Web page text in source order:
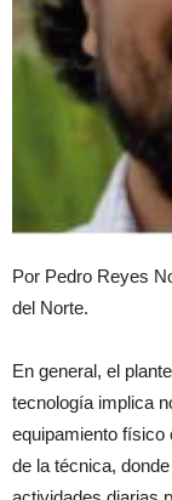
Por Pedro Reyes
del Norte.
En general, el
tecnología implica
equipamiento físico
de la técnica,